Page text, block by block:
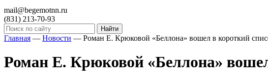
mail@begemotnn.ru
(831) 213-70-93
Главная — Новости — Роман Е. Крюковой «Беллона» вошел в короткий
Роман Е. Крюковой «Беллона»